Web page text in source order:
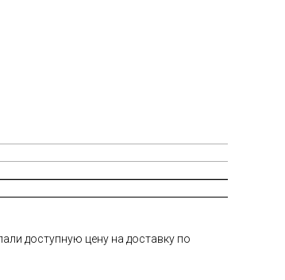
доступную цену на доставку по